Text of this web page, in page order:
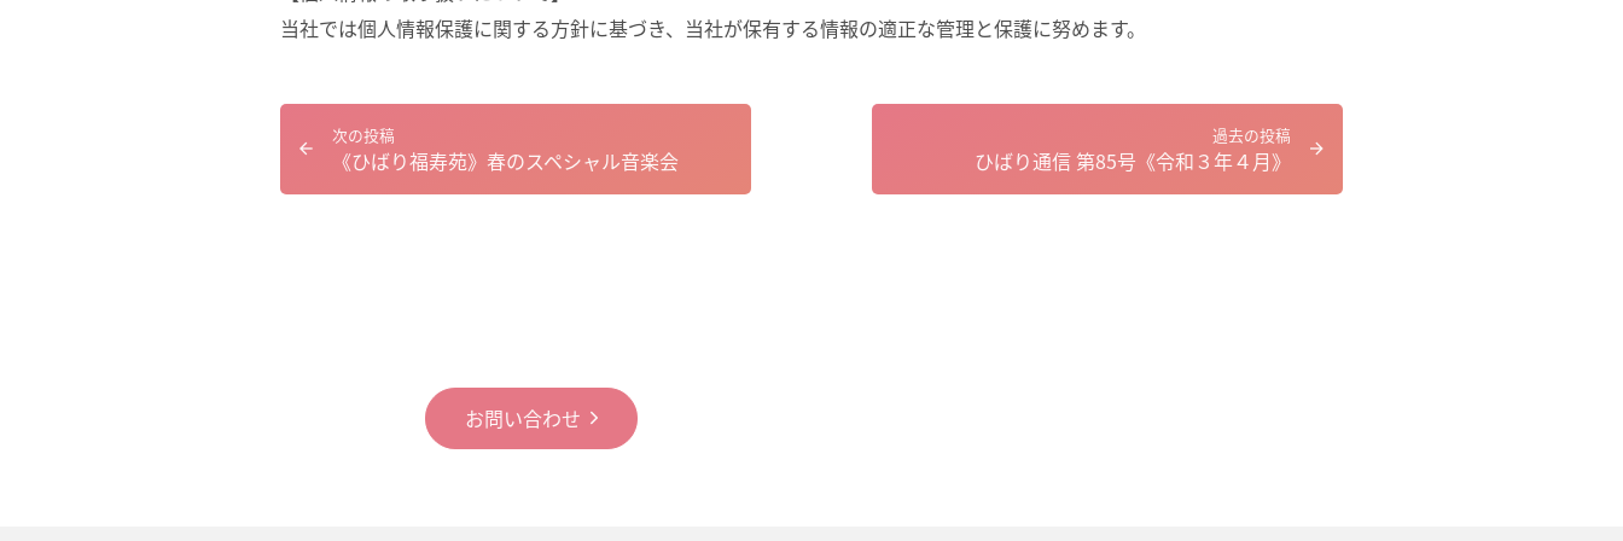
当社では個人情報保護に関する方針に基づき、当社が保有する情報の適正な管理と保護に努めます。
過去の投稿
ひばり通信 第85号《令和３年４月》
次の投稿
《ひばり福寿苑》春のスペシャル音楽会
お問い合わせ